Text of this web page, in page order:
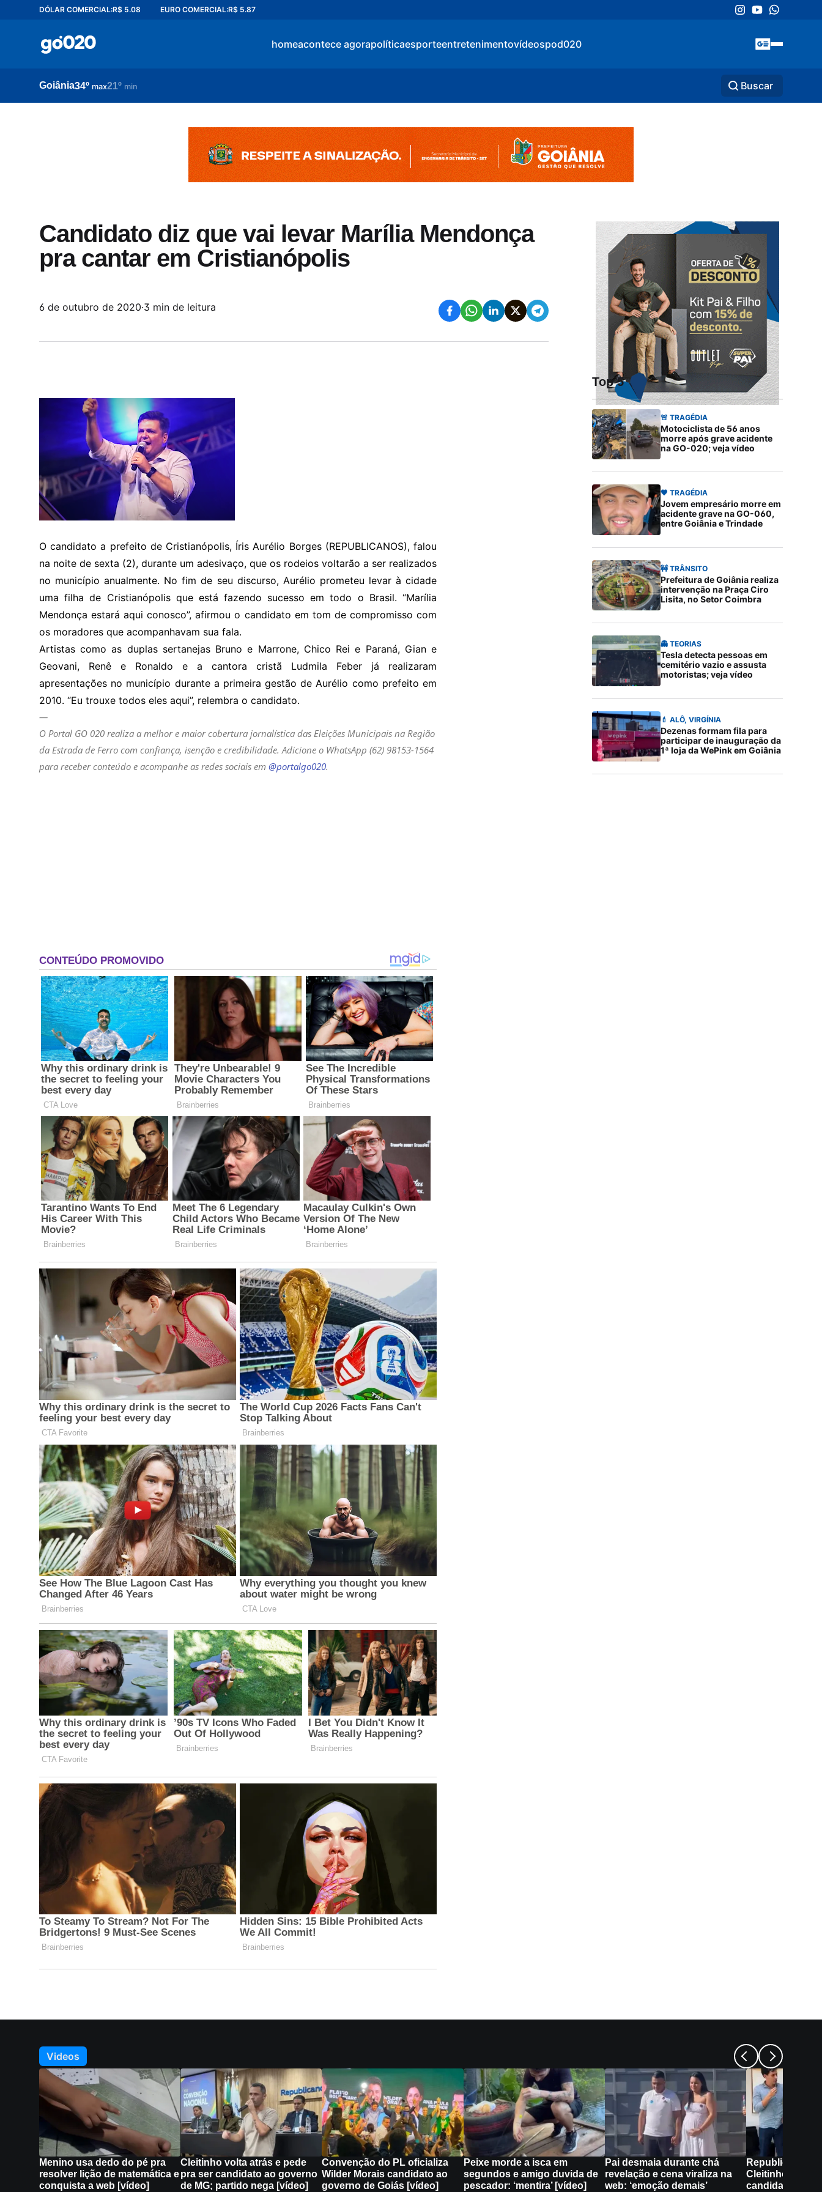
DÓLAR COMERCIAL:R$ 5.08 EURO COMERCIAL:R$ 5.87
homeacontece agorapolíticaesporteentretenimentovídeospod020
Goiânia34º max21º min Buscar
Candidato diz que vai levar Marília Mendonça
pra cantar em Cristianópolis
6 de outubro de 2020·3 min de leitura
O candidato a prefeito de Cristianópolis, Íris Aurélio Borges (REPUBLICANOS), falou
na noite de sexta (2), durante um adesivaço, que os rodeios voltarão a ser realizados
no município anualmente. No fim de seu discurso, Aurélio prometeu levar à cidade
uma filha de Cristianópolis que está fazendo sucesso em todo o Brasil. “Marília
Mendonça estará aqui conosco”, afirmou o candidato em tom de compromisso com
os moradores que acompanhavam sua fala.
Artistas como as duplas sertanejas Bruno e Marrone, Chico Rei e Paraná, Gian e
Geovani, Renê e Ronaldo e a cantora cristã Ludmila Feber já realizaram
apresentações no município durante a primeira gestão de Aurélio como prefeito em
2010. “Eu trouxe todos eles aqui”, relembra o candidato.
—
O Portal GO 020 realiza a melhor e maior cobertura jornalística das Eleições Municipais na Região
da Estrada de Ferro com confiança, isenção e credibilidade. Adicione o WhatsApp (62) 98153-1564
para receber conteúdo e acompanhe as redes sociais em @portalgo020.
Top 5
🚨 TRAGÉDIA
Motociclista de 56 anos
morre após grave acidente
na GO-020; veja vídeo
🖤 TRAGÉDIA
Jovem empresário morre em
acidente grave na GO-060,
entre Goiânia e Trindade
🚧 TRÂNSITO
Prefeitura de Goiânia realiza
intervenção na Praça Ciro
Lisita, no Setor Coimbra
👻 TEORIAS
Tesla detecta pessoas em
cemitério vazio e assusta
motoristas; veja vídeo
💄 ALÔ, VIRGÍNIA
Dezenas formam fila para
participar de inauguração da
1ª loja da WePink em Goiânia
Videos
Menino usa dedo do pé pra
resolver lição de matemática e
conquista a web [vídeo]
Cleitinho volta atrás e pede
pra ser candidato ao governo
de MG; partido nega [vídeo]
Convenção do PL oficializa
Wilder Morais candidato ao
governo de Goiás [vídeo]
Peixe morde a isca em
segundos e amigo duvida de
pescador: ‘mentira’ [vídeo]
Pai desmaia durante chá
revelação e cena viraliza na
web: ‘emoção demais’
Republicanos
Cleitinho não
candidatura ao
acontece agora
esporte